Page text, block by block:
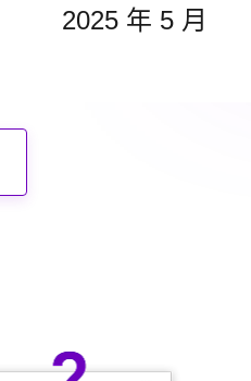
2025 年 5 月